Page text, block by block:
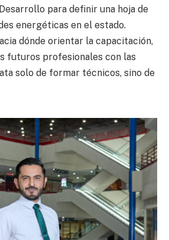
para definir una hoja de
energéticas en el estado.
dónde orientar la capacitación,
futuros profesionales con las
solo de formar técnicos, sino de